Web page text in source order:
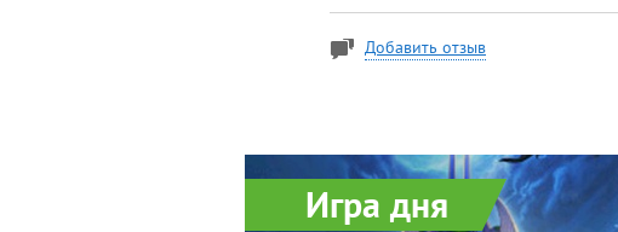
Добавить отзыв
Игра дня